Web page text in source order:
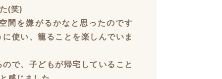
(笑)
間を嫌がるかなと思ったのです
使い、籠ることを楽しんでいま
で、子どもが帰宅していること